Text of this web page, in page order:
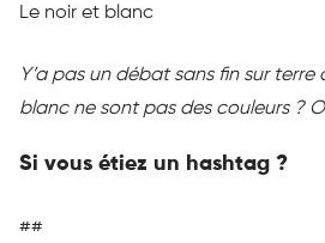
Le noir et blanc
Y’apas un débat sans fin sur terre
blanc ne sont pas des couleurs ?
Si vous étiez un hashtag ?
##